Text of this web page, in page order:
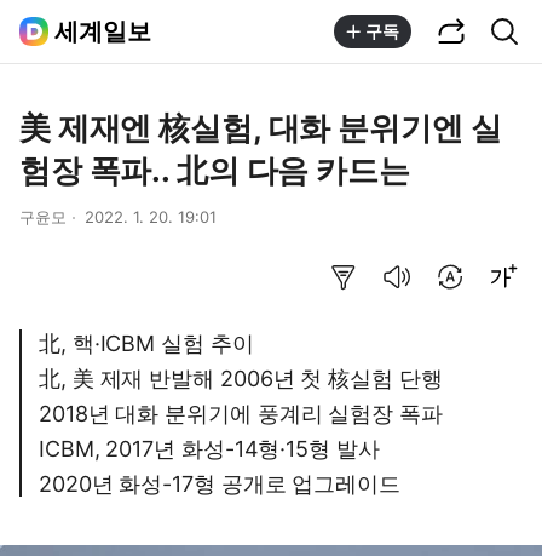
세계일보 구독
美 제재엔 核실험, 대화 분위기엔 실
험장 폭파.. 北의 다음 카드는
구윤모 2022. 1. 20. 19:01
北, 핵·ICBM 실험 추이
北, 美 제재 반발해 2006년 첫 核실험 단행
2018년 대화 분위기에 풍계리 실험장 폭파
ICBM, 2017년 화성-14형·15형 발사
2020년 화성-17형 공개로 업그레이드